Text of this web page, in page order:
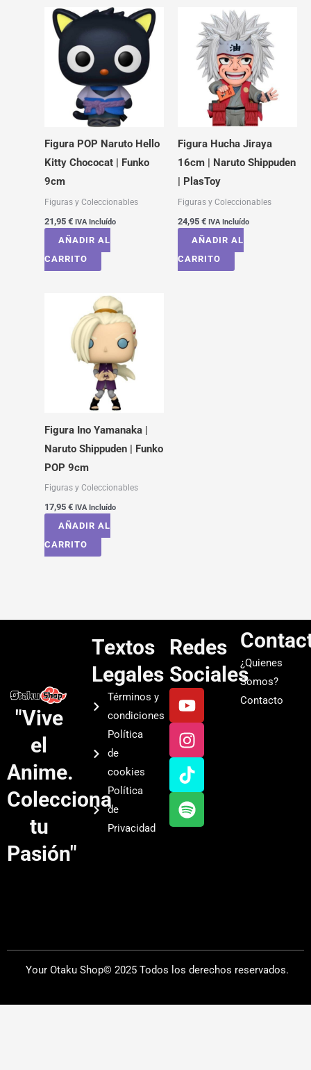
Figura POP Naruto Hello
Kitty Chococat | Funko
9cm
Figuras y Coleccionables
21,95 € IVA Incluído
AÑADIR AL
CARRITO
Figura Hucha Jiraya
16cm | Naruto Shippuden
| PlasToy
Figuras y Coleccionables
24,95 € IVA Incluído
AÑADIR AL
CARRITO
Figura Ino Yamanaka |
Naruto Shippuden | Funko
POP 9cm
Figuras y Coleccionables
17,95 € IVA Incluído
AÑADIR AL
CARRITO
"Vive
el
Anime.
Colecciona
tu
Pasión"
Textos
Legales
Términos y
condiciones
Política
de
cookies
Política
de
Privacidad
Redes
Sociales
Y
o
u
t
u
b
e
I
n
s
t
a
g
r
a
T
i
k
t
o
k
S
p
o
t
i
f
y
¿Quienes
Somos?
Contacto
Your Otaku Shop© 2025 Todos los derechos reservados.